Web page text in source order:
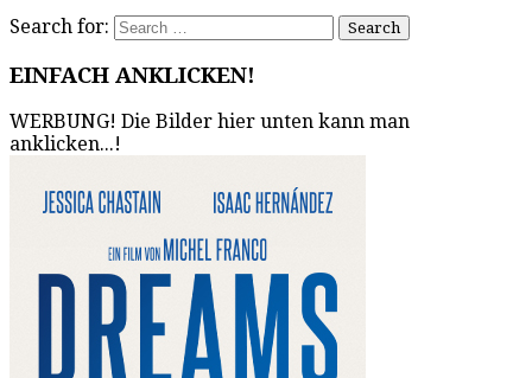
Search for:
EINFACH ANKLICKEN!
WERBUNG! Die Bilder hier unten kann man
anklicken...!